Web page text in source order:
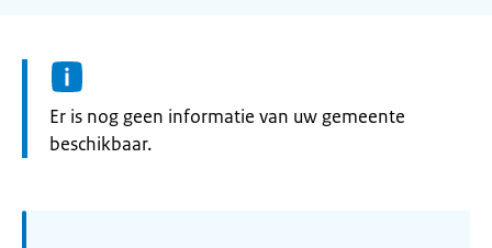
Informatie:
Er is nog geen informatie van uw gemeente
beschikbaar.